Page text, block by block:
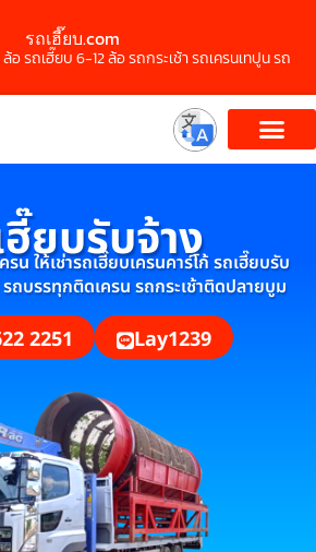
รถเฮี๊ยบ.com
รถเฮี๊ยบ 6-12 ล้อ รถกระเช้า รถเครนเทปูน รถ
ยบรับจ้าง
น ให้เช่ารถเฮี๊ยบเครนคาร์โก้ รถเฮี๊ยบรับ
รถบรรทุกติดเครน รถกระเช้าติดปลายบูม
2251 Lay1239